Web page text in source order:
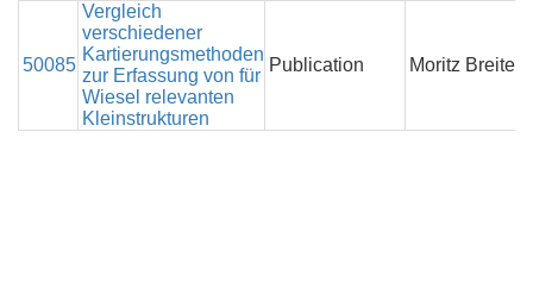
TITLE
50085
Vergleich
verschiedener
Kartierungsmethoden
zur Erfassung von für
Wiesel relevanten
Kleinstrukturen
Publication Moritz